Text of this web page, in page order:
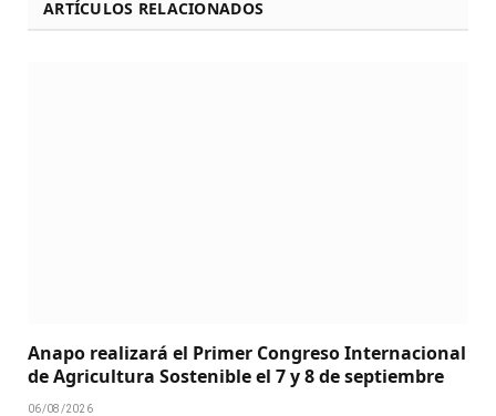
ARTÍCULOS RELACIONADOS
Anapo realizará el Primer Congreso Internacional
de Agricultura Sostenible el 7 y 8 de septiembre
06/08/2026